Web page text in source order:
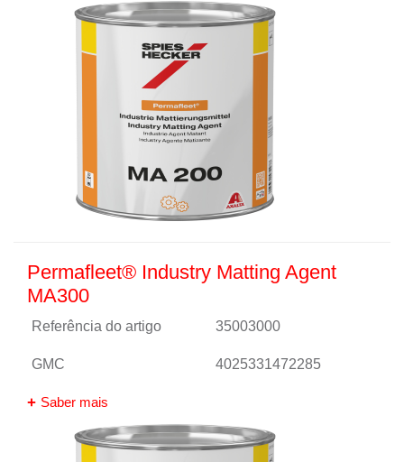
Permafleet® Industry Matting Agent
MA300
Referência do artigo 35003000
GMC 4025331472285
Saber mais